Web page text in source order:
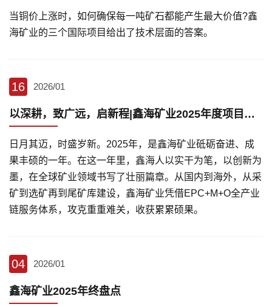
当铜价上涨时，如何确保每一吨矿石都能产生最大价值?鑫
海矿业的三个国际项目给出了技术层面的答案。
16 2026/01
以深耕，致广远，启新程|鑫海矿业2025年度项目盘点
日月其迈，时盛岁新。2025年，是鑫海矿业砥砺奋进、成
果丰硕的一年。在这一年里，鑫海人以实干为笔，以创新为
墨，在全球矿业领域书写了壮丽篇章。从国内到海外，从采
矿到选矿再到尾矿库建设，鑫海矿业凭借EPC+M+O全产业
链服务体系，攻克重重难关，收获累累硕果。
04 2026/01
鑫海矿业2025年终盘点